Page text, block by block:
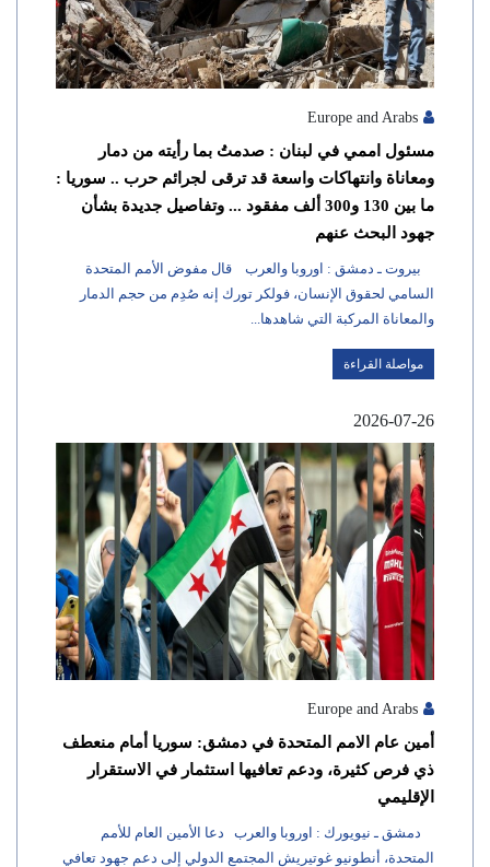
Europe and Arabs
مسئول اممي في لبنان : صدمتُ بما رأيته من دمار
ومعاناة وانتهاكات واسعة قد ترقى لجرائم حرب .. سوريا :
ما بين 130 و300 ألف مفقود ... وتفاصيل جديدة بشأن
جهود البحث عنهم
بيروت ـ دمشق : اوروبا والعرب قال مفوض الأمم المتحدة
السامي لحقوق الإنسان، فولكر تورك إنه صُدِم من حجم الدمار
والمعاناة المركبة التي شاهدها...
مواصلة القراءة
2026-07-26
Europe and Arabs
أمين عام الامم المتحدة في دمشق: سوريا أمام منعطف
ذي فرص كثيرة، ودعم تعافيها استثمار في الاستقرار
الإقليمي
دمشق ـ نيويورك : اوروبا والعرب دعا الأمين العام للأمم
المتحدة، أنطونيو غوتيريش المجتمع الدولي إلى دعم جهود تعافي